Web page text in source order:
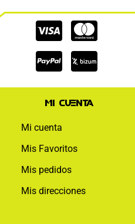
Cc-
visa
Cc-
Cc-
paypal
Mi cuenta
Mi cuenta
Mis Favoritos
Mis pedidos
Mis direcciones